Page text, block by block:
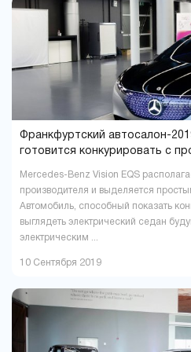
Павлоград
9
Франкфуртский автосалон-
готовится конкурировать с
Mercedes-Benz Vision EQS
производителя и выделяется
Автомобиль, способный показать
выглядеть электрический седан
электрическим ...
10 Сентября 2019